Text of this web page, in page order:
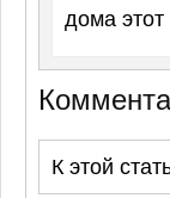
дома этот
К этой